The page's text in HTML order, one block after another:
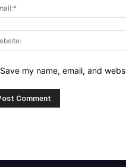
Save my name, email, and